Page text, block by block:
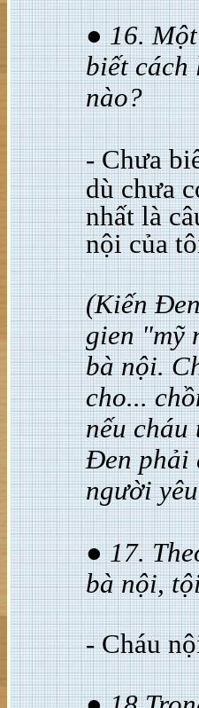
● 16.
biết cách
nào?
-Chưa
dù chưa
nhất là
nội của
(Kiến
gien "mỹ
bà nội.
cho...
nếu
Đen phải
người
● 17.
bà nội,
- Cháu